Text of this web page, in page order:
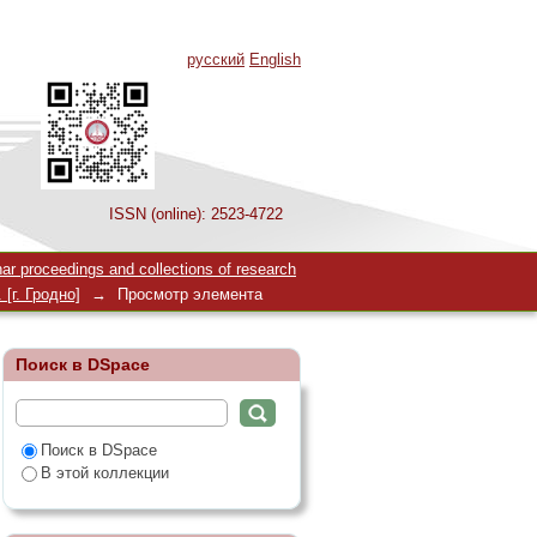
ISSN (online): 2523-4722
русский English
proceedings and collections of research
Гродно] → Просмотр элемента
Поиск в DSpace
Поиск в DSpace
В этой коллекции